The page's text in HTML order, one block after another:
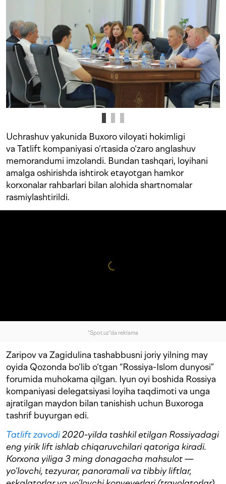
Uchrashuv yakunida Buxoro viloyati hokimligi
va Tatlift kompaniyasi o‘rtasida o‘zaro anglashuv
memorandumi imzolandi. Bundan tashqari, loyihani
amalga oshirishda ishtirok etayotgan hamkor
korxonalar rahbarlari bilan alohida shartnomalar
rasmiylashtirildi.
"Spot.uz"da reklama
Zaripov va Zagidulina tashabbusni joriy yilning may
oyida Qozonda bo‘lib o‘tgan “Rossiya-Islom dunyosi”
forumida muhokama qilgan. Iyun oyi boshida Rossiya
kompaniyasi delegatsiyasi loyiha taqdimoti va unga
ajratilgan maydon bilan tanishish uchun Buxoroga
tashrif buyurgan edi.
Tatlift zavodi2020-yilda tashkil etilgan Rossiyadagi
eng yirik lift ishlab chiqaruvchilari qatoriga kiradi.
Korxona yiliga 3 ming donagacha mahsulot —
yo‘lovchi, tezyurar, panoramali va tibbiy liftlar,